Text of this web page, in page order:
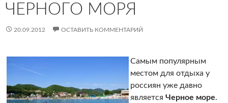
ЧЕРНОГО МОРЯ
20.09.2012 ОСТАВИТЬ КОММЕНТАРИЙ
Самым популярным
местом для отдыха у
россиян уже давно
является Черное море.